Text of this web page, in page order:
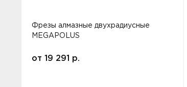
Фрезы алмазные двухрадиусные
MEGAPOLUS
от 19 291 р.